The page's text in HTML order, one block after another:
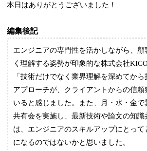
本日はありがとうございました！
編集後記
エンジニアの専門性を活かしながら、顧
く理解する姿勢が印象的な株式会社
「技術だけでなく業界理解を深めてから
アプローチが、クライアントからの信頼
いると感じました。また、月・水・金
共有会を実施し、最新技術や論文の知識
は、エンジニアのスキルアップにとって
になるのではないかと思いました。